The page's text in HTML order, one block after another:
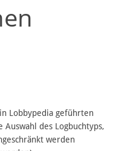
Lobbypedia geführten
Auswahl des Logbuchtyps,
werden